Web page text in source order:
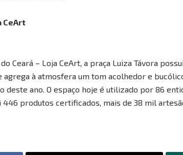
CeArt
Ceará – Loja CeArt, a praça Luiza Távora
agrega à atmosfera um tom acolhedor e
ano. O espaço hoje é utilizado por 86
produtos certificados, mais de 38 mil